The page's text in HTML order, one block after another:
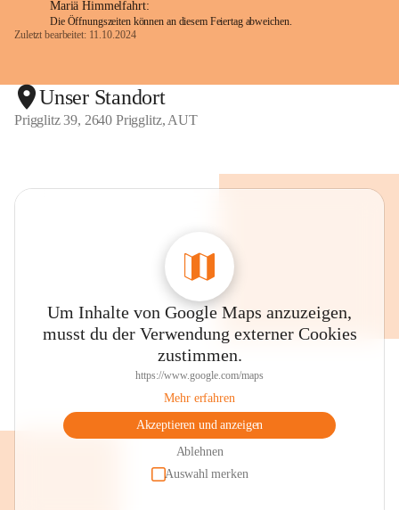
Mariä Himmelfahrt:
Die Öffnungszeiten können an diesem Feiertag abweichen.
Zuletzt bearbeitet: 11.10.2024
Unser Standort
Prigglitz 39, 2640 Prigglitz, AUT
Um Inhalte von Google Maps anzuzeigen,
musst du der Verwendung externer Cookies
zustimmen.
https://www.google.com/maps
Mehr erfahren
Akzeptieren und anzeigen
Ablehnen
Auswahl merken